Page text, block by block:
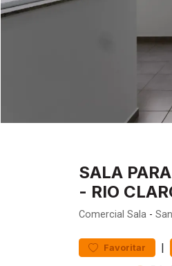
SALA
- RIO
Comercial Sala -
Favoritar |